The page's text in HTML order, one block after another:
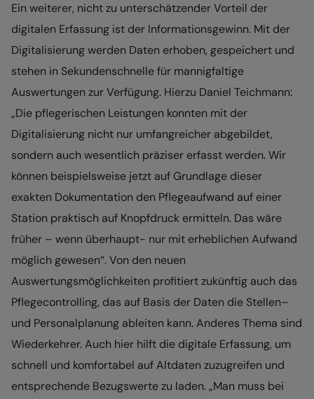
Ein weiterer, nicht zu unterschätzender Vorteil der
digitalen Erfassung ist der Informationsgewinn. Mit der
Digitalisierung werden Daten erhoben, gespeichert und
stehen in Sekundenschnelle für mannigfaltige
Auswertungen zur Verfügung. Hierzu Daniel Teichmann:
„Die pflegerischen Leistungen konnten mit der
Digitalisierung nicht nur umfangreicher abgebildet,
sondern auch wesentlich präziser erfasst werden. Wir
können beispielsweise jetzt auf Grundlage dieser
exakten Dokumentation den Pflegeaufwand auf einer
Station praktisch auf Knopfdruck ermitteln. Das wäre
früher – wenn überhaupt- nur mit erheblichen Aufwand
möglich gewesen“. Von den neuen
Auswertungsmöglichkeiten profitiert zukünftig auch das
Pflegecontrolling, das auf Basis der Daten die Stellen–
und Personalplanung ableiten kann. Anderes Thema sind
Wiederkehrer. Auch hier hilft die digitale Erfassung, um
schnell und komfortabel auf Altdaten zuzugreifen und
entsprechende Bezugswerte zu laden. „Man muss bei